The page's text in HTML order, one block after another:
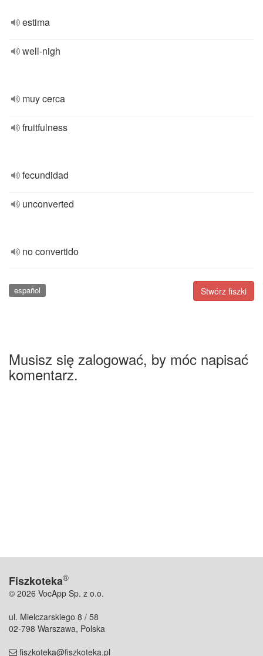
estima
well-nigh
muy cerca
fruitfulness
fecundidad
unconverted
no convertido
Stwórz fiszki
español
Musisz się zalogować, by móc napisać
komentarz.
Fiszkoteka®
© 2026 VocApp Sp. z o.o.
ul. Mielczarskiego 8 / 58
02-798 Warszawa, Polska
fiszkoteka@fiszkoteka.pl